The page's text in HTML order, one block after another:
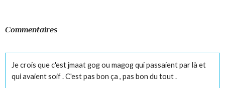
Commentaires
Je crois que c'est jmaat gog ou magog qui passaient par là et
qui avaient soif . C'est pas bon ça , pas bon du tout .